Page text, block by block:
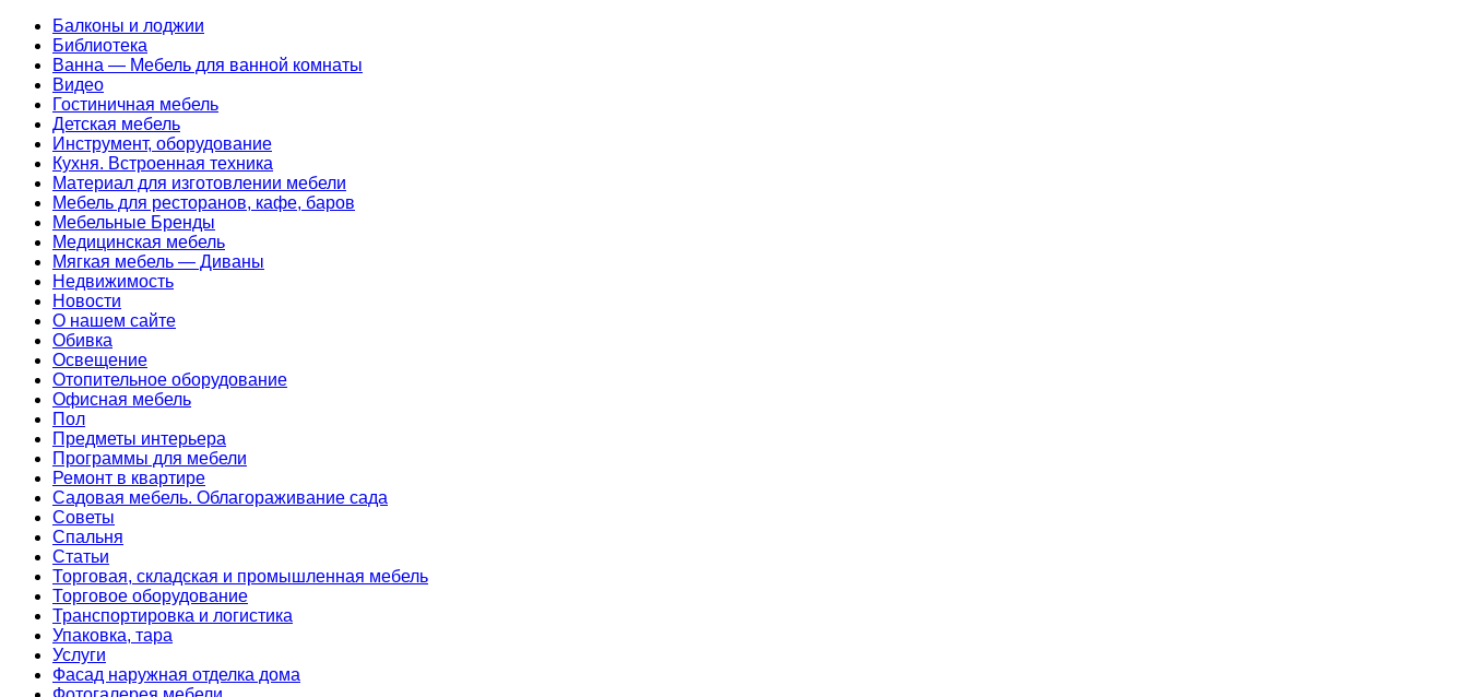
Балконы и лоджии
Библиотека
Ванна — Мебель для ванной комнаты
Видео
Гостиничная мебель
Детская мебель
Инструмент, оборудование
Кухня. Встроенная техника
Материал для изготовлении мебели
Мебель для ресторанов, кафе, баров
Мебельные Бренды
Медицинская мебель
Мягкая мебель — Диваны
Недвижимость
Новости
О нашем сайте
Обивка
Освещение
Отопительное оборудование
Офисная мебель
Пол
Предметы интерьера
Программы для мебели
Ремонт в квартире
Садовая мебель. Облагораживание сада
Советы
Спальня
Статьи
Торговая, складская и промышленная мебель
Торговое оборудование
Транспортировка и логистика
Упаковка, тара
Услуги
Фасад наружная отделка дома